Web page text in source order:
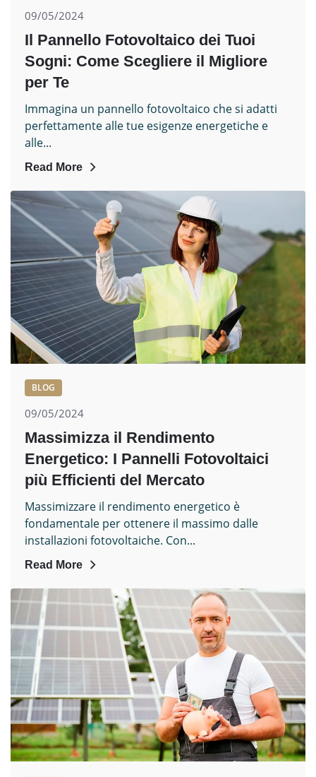
09/05/2024
Il Pannello Fotovoltaico dei Tuoi
Sogni: Come Scegliere il Migliore
per Te
Immagina un pannello fotovoltaico che si adatti
perfettamente alle tue esigenze energetiche e
alle...
Read More
BLOG
09/05/2024
Massimizza il Rendimento
Energetico: I Pannelli Fotovoltaici
più Efficienti del Mercato
Massimizzare il rendimento energetico è
fondamentale per ottenere il massimo dalle
installazioni fotovoltaiche. Con...
Read More